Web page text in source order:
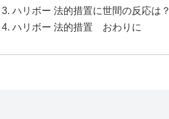
ハリボー 法的措置に世間の反応は？
ハリボー 法的措置 おわりに